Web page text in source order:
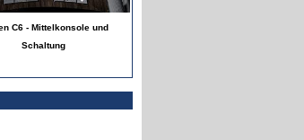
C6 - Mittelkonsole und
Schaltung